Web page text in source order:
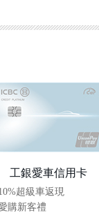
工銀愛車信用卡
超級車返現
購新客禮